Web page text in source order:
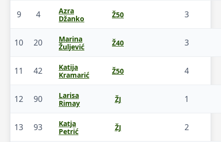
9 4
Azra
Džanko
Ž50 3
10 20
Marina
Žuljević
Ž40 3
11 42
Katija
Kramarić
Ž50 4
12 90
Larisa
Rimay
ŽJ 1
13 93
Katja
Petrić
ŽJ 2